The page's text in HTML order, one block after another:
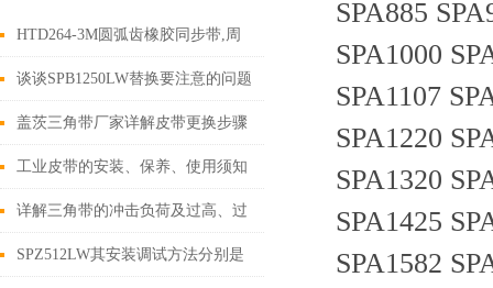
HTD264-3M圆弧齿橡胶同步带,周
长264mm
谈谈SPB1250LW替换要注意的问题
及使用时注意事项
盖茨三角带厂家详解皮带更换步骤
工业皮带的安装、保养、使用须知
详解三角带的冲击负荷及过高、过
低张紧力
SPZ512LW其安装调试方法分别是
SPA885
SPA1000
SPA1107
SPA1220
SPA1320
SPA1425
SPA1582